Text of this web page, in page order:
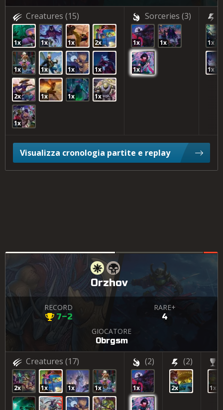
Creatures (15)
1x 1x 1x 2x
1x 1x 1x 1x
2x 1x 1x 1x
1x
Sorceries (3)
1x 1x
1x
1x
1x
Visualizza cronologia partite e replay
Orzhov
RECORD
7–2
RARE+
4
GIOCATORE
0brgsm
Creatures (17)
2x 1x 1x 1x
(2)
1x
(2)
2x 1x